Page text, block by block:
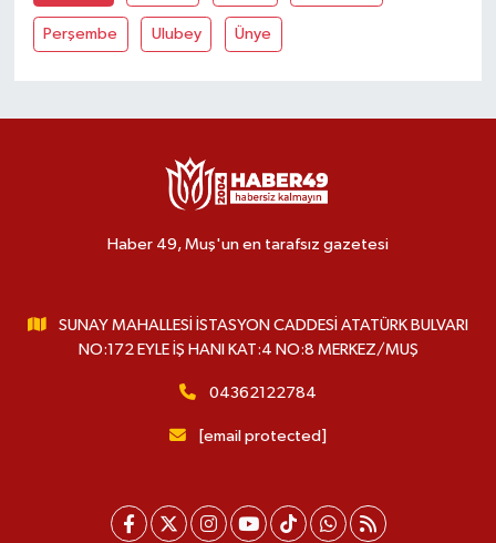
Perşembe Ulubey Ünye
Haber 49, Muş'un en tarafsız gazetesi
SUNAY MAHALLESİ İSTASYON CADDESİ ATATÜRK BULVARI
NO:172 EYLE İŞ HANI KAT:4 NO:8 MERKEZ/MUŞ
04362122784
[email protected]